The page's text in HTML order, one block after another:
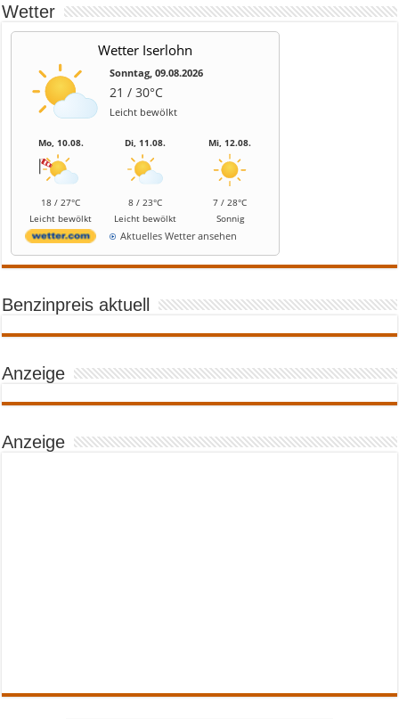
Wetter
Wetter Iserlohn
Sonntag, 09.08.2026
21 / 30°C
Leicht bewölkt
Mo, 10.08.
18 / 27°C
Leicht bewölkt
Di, 11.08.
8 / 23°C
Leicht bewölkt
Mi, 12.08.
7 / 28°C
Sonnig
Aktuelles Wetter ansehen
Benzinpreis aktuell
Anzeige
Anzeige